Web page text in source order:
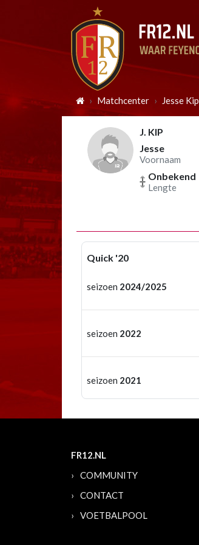
Matchcenter Jesse Kip
J. KIP
Jesse
Voornaam
Onbekend
Lengte
Quick '20
seizoen 2024/2025
seizoen 2022
seizoen 2021
FR12.NL
COMMUNITY
CONTACT
VOETBALPOOL